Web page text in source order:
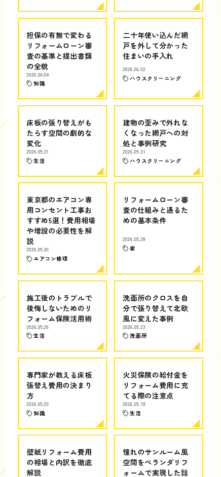
担保の有無で変わる
リフォームローン審
査の基準と提出書類
の全貌
2026.06.04
知識
二十年使い込んだ網
戸を外して分かった
住まいの手入れ
2026.06.02
ハウスクリーニング
床板の張り替えがも
たらす空間の劇的な
変化
2026.05.31
生活
建物の歪みで外れな
くなった網戸への対
処と事例研究
2026.05.31
ハウスクリーニング
東京都のエアコン専
用コンセント工事お
すすめ5選！費用相場
や増設の必要性を解
説
2026.05.30
エアコン修理
リフォームローン審
査の仕組みと通るた
めの基本条件
2026.05.28
家
施工後のトラブルで
後悔しないためのリ
フォーム保険活用術
2026.05.26
生活
洗面所のクロスを自
分で張り替えて北欧
風に変えた事例
2026.05.23
洗面所
専門家が教える床板
張替え費用の決まり
方
2026.05.20
知識
火災保険の給付金を
リフォーム費用に充
てる際の注意点
2026.05.18
生活
壁紙リフォーム費用
の相場と内訳を徹底
解説
憧れのサンルーム風
空間をベランダリフ
ォームで実現した話